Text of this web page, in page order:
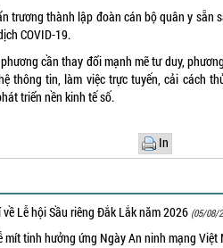
trương thành lập đoàn cán bộ quân y sẵn
COVID-19.
cần thay đổi mạnh mẽ tư duy,
thông tin, làm việc trực tuyến, cải cách
triển nền kinh tế số.
In
Lễ hội Sầu riêng Đắk Lắk năm 2026 (05/08/
mít tinh hưởng ứng Ngày An ninh mạng Việt